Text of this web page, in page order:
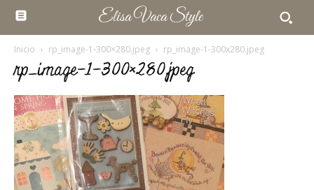
Elisa Vaca Style
Inicio rp_image-1-300×280.jpeg rp_image-1-300x280.jpeg
rp_image-1-300×280.jpeg